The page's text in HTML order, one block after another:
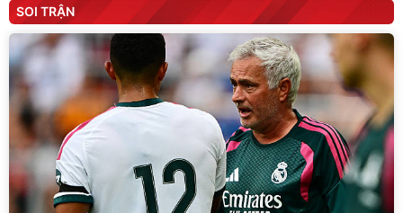
SOI TRẬN